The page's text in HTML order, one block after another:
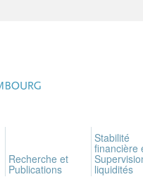
Recherche et
Publications
Stabilité
financière
liquidités